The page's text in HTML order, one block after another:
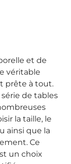
et de
véritable
prête à tout.
de tables
la taille, le
ainsi que la
Ce
un choix